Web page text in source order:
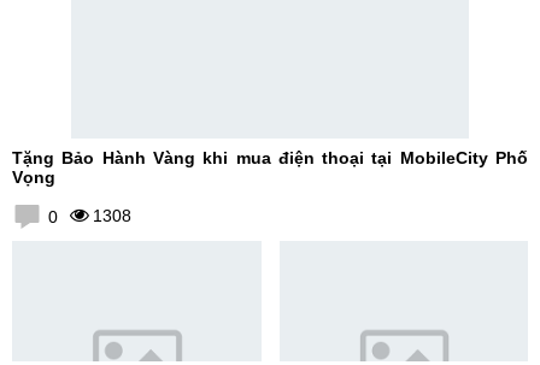
Tặng Bảo Hành Vàng khi mua điện thoại tại MobileCity Phố
Vọng
0 1308